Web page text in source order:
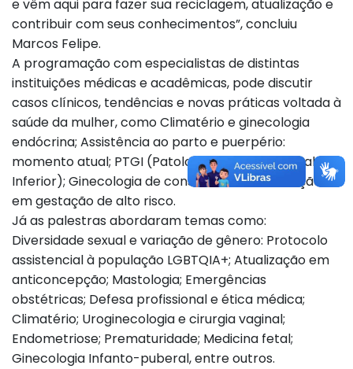
e vêm aqui para fazer sua reciclagem, atualização e
contribuir com seus conhecimentos”, concluiu
Marcos Felipe.
A programação com especialistas de distintas
instituições médicas e acadêmicas, pode discutir
casos clínicos, tendências e novas práticas voltada à
saúde da mulher, como Climatério e ginecologia
endócrina; Assistência ao parto e puerpério:
momento atual; PTGI (Patologia do Trato Genital
Inferior); Ginecologia de consultório; e Atualização
em gestação de alto risco.
Já as palestras abordaram temas como:
Diversidade sexual e variação de gênero: Protocolo
assistencial à população LGBTQIA+; Atualização em
anticoncepção; Mastologia; Emergências
obstétricas; Defesa profissional e ética médica;
Climatério; Uroginecologia e cirurgia vaginal;
Endometriose; Prematuridade; Medicina fetal;
Ginecologia Infanto-puberal, entre outros.